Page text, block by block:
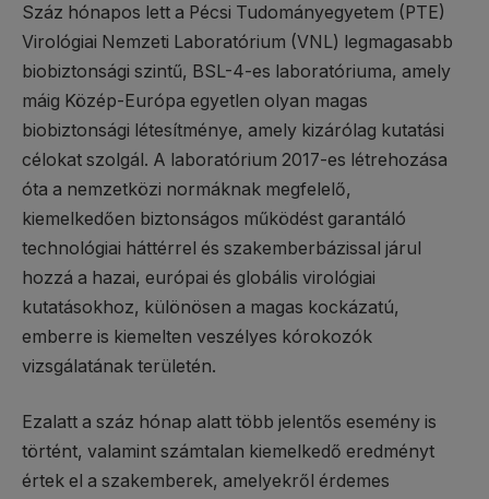
Száz hónapos lett a Pécsi Tudományegyetem (PTE)
Virológiai Nemzeti Laboratórium (VNL) legmagasabb
biobiztonsági szintű, BSL-4-es laboratóriuma, amely
máig Közép-Európa egyetlen olyan magas
biobiztonsági létesítménye, amely kizárólag kutatási
célokat szolgál. A laboratórium 2017-es létrehozása
óta a nemzetközi normáknak megfelelő,
kiemelkedően biztonságos működést garantáló
technológiai háttérrel és szakemberbázissal járul
hozzá a hazai, európai és globális virológiai
kutatásokhoz, különösen a magas kockázatú,
emberre is kiemelten veszélyes kórokozók
vizsgálatának területén.
Ezalatt a száz hónap alatt több jelentős esemény is
történt, valamint számtalan kiemelkedő eredményt
értek el a szakemberek, amelyekről érdemes